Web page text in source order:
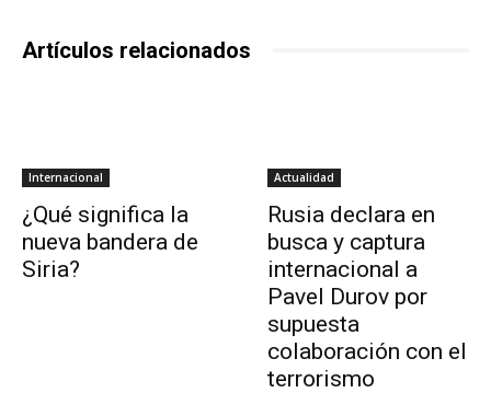
Artículos relacionados
Internacional
¿Qué significa la
nueva bandera de
Siria?
Actualidad
Rusia declara en
busca y captura
internacional a
Pavel Durov por
supuesta
colaboración con el
terrorismo